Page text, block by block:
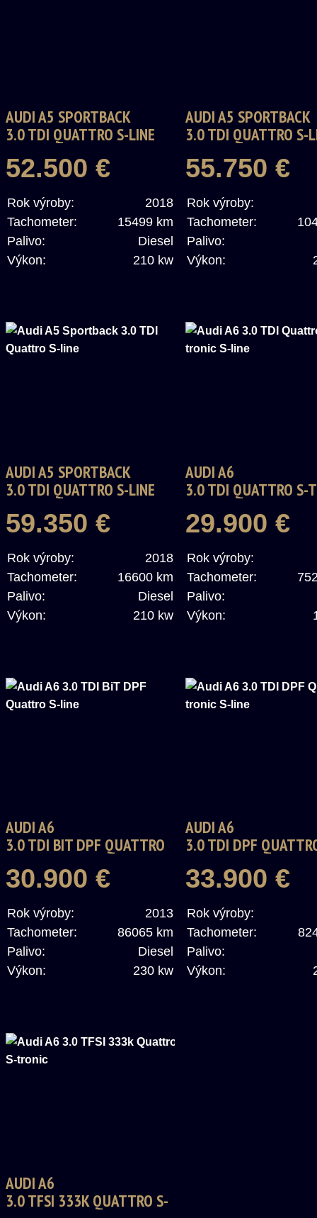
AUDI A5 SPORTBACK
3.0 TDI QUATTRO S-LINE
52.500 €
Rok výroby:
2018
Tachometer:
15499 km
Palivo:
Diesel
Výkon:
210 kw
AUDI A5 SPORTBACK
3.0 TDI QUATTRO S-
55.750 €
Rok výroby:
Tachometer:
Palivo:
Výkon:
AUDI A5 SPORTBACK
3.0 TDI QUATTRO S-LINE
59.350 €
Rok výroby:
2018
Tachometer:
16600 km
Palivo:
Diesel
Výkon:
210 kw
AUDI A6
3.0 TDI QUATTRO S-
29.900 €
Rok výroby:
Tachometer:
Palivo:
Výkon:
AUDI A6
3.0 TDI BIT DPF QUATTRO
30.900 €
Rok výroby:
2013
Tachometer:
86065 km
Palivo:
Diesel
Výkon:
230 kw
AUDI A6
3.0 TDI DPF
33.900 €
Rok výroby:
Tachometer:
Palivo:
Výkon:
AUDI A6
3.0 TFSI 333K QUATTRO S-